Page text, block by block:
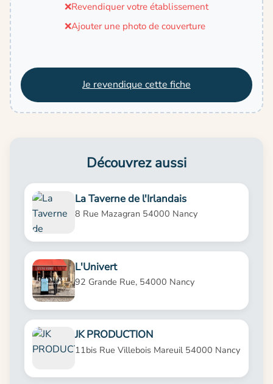
❌Revendiquer votre établissement
❌Ajouter une photo de couverture
Je revendique cette fiche
Découvrez aussi
La Taverne de l'Irlandais
8 Rue Mazagran 54000 Nancy
L'Univert
92 Grande Rue, 54000 Nancy
JK PRODUCTION
11bis Rue Villebois Mareuil 54000 Nancy